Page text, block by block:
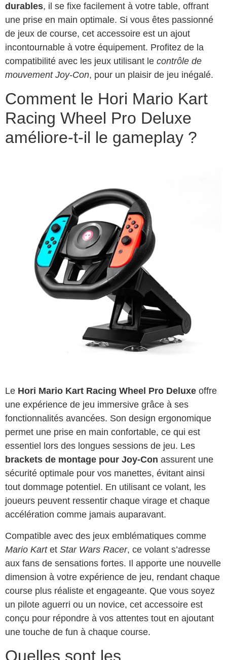
durables, il se fixe facilement à votre table, offrant
une prise en main optimale. Si vous êtes passionné
de jeux de course, cet accessoire est un ajout
incontournable à votre équipement. Profitez de la
compatibilité avec les jeux utilisant le contrôle de
mouvement Joy-Con, pour un plaisir de jeu inégalé.
Comment le Hori Mario Kart
Racing Wheel Pro Deluxe
améliore-t-il le gameplay ?
Le Hori Mario Kart Racing Wheel Pro Deluxe offre
une expérience de jeu immersive grâce à ses
fonctionnalités avancées. Son design ergonomique
permet une prise en main confortable, ce qui est
essentiel lors des longues sessions de jeu. Les
brackets de montage pour Joy-Con assurent une
sécurité optimale pour vos manettes, évitant ainsi
tout dommage potentiel. En utilisant ce volant, les
joueurs peuvent ressentir chaque virage et chaque
accélération comme jamais auparavant.
Compatible avec des jeux emblématiques comme
Mario Kartet Star Wars Racer, ce volant s’adresse
aux fans de sensations fortes. Il apporte une nouvelle
dimension à votre expérience de jeu, rendant chaque
course plus réaliste et engageante. Que vous soyez
un pilote aguerri ou un novice, cet accessoire est
conçu pour répondre à vos attentes tout en ajoutant
une touche de fun à chaque course.
Quelles sont les